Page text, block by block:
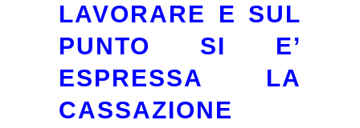
LAVORARE E SUL
PUNTO SI E’
ESPRESSA LA
CASSAZIONE